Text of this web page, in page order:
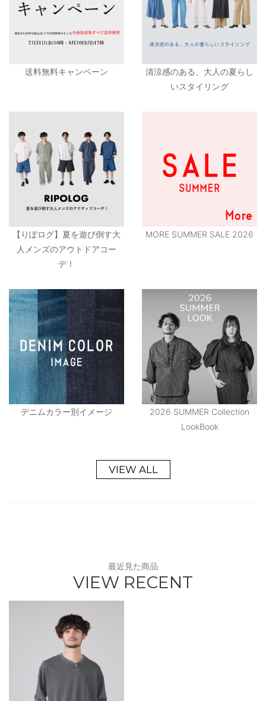
送料無料キャンペーン
清涼感のある、大人の夏らし
いスタイリング
【りぽログ】夏を遊び倒す大
人メンズのアウトドアコー
デ！
MORE SUMMER SALE 2026
デニムカラー別イメージ
2026 SUMMER Collection
LookBook
VIEW ALL
最近見た商品
VIEW RECENT